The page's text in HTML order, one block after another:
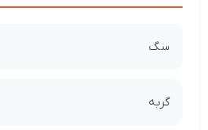
سگ
گربه